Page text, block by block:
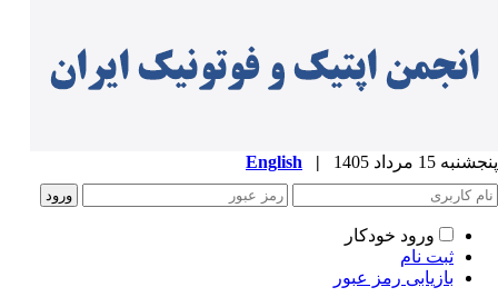
15 مرداد 1405 |
English
ورود خودکار
ثبت نام
بازیابی رمز عبور